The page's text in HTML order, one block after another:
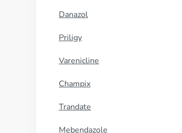
Danazol
Priligy
Varenicline
Champix
Trandate
Mebendazole